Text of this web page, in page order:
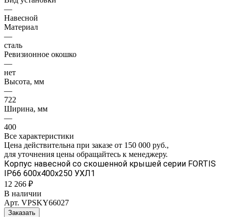
—
Навесной
Материал
—
сталь
Ревизионное окошко
—
нет
Высота, мм
—
722
Ширина, мм
—
400
Все характеристики
Цена действительна при заказе от 150 000 руб.,
для уточнения цены обращайтесь к менеджеру.
Корпус навесной со скошенной крышей серии FORTIS
IP66 600х400х250 УХЛ1
12 266 ₽
В наличии
Арт. VPSKY66027
Заказать